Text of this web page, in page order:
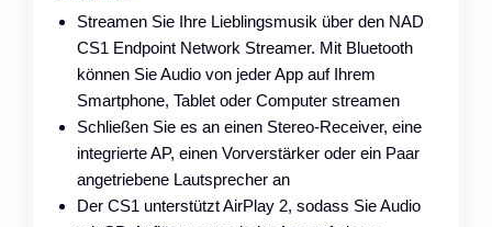
Streamen Sie Ihre Lieblingsmusik über den NAD
CS1 Endpoint Network Streamer. Mit Bluetooth
können Sie Audio von jeder App auf Ihrem
Smartphone, Tablet oder Computer streamen
Schließen Sie es an einen Stereo-Receiver, eine
integrierte AP, einen Vorverstärker oder ein Paar
angetriebene Lautsprecher an
Der CS1 unterstützt AirPlay 2, sodass Sie Audio